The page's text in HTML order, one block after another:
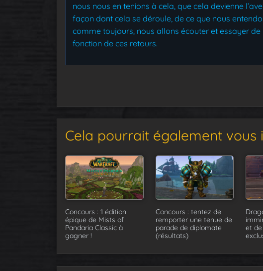
nous nous en tenions à cela, que cela devienne
façon dont cela se déroule, de ce que nous
comme toujours, nous allons écouter et essayer de
fonction de ces retours.
Cela pourrait également vous
Concours : 1 édition
épique de Mists of
Pandaria Classic à
gagner !
Concours : tentez de
remporter une tenue de
parade de diplomate
(résultats)
et